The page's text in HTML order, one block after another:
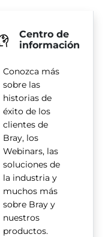
Centro de
información
Conozca más
sobre las
historias de
éxito de los
clientes de
Bray, los
Webinars, las
soluciones de
la industria y
muchos más
sobre Bray y
nuestros
productos.